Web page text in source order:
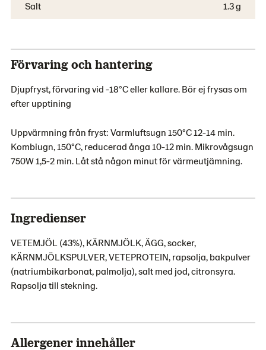
Förvaring och hantering
Djupfryst, förvaring vid -18°C eller kallare. Bör ej frysas om
efter upptining
Uppvärmning från fryst: Varmluftsugn 150°C 12-14 min.
Kombiugn, 150°C, reducerad ånga 10-12 min. Mikrovågsugn
750W 1,5-2 min. Låt stå någon minut för värmeutjämning.
Ingredienser
VETEMJÖL (43%), KÄRNMJÖLK, ÄGG, socker,
KÄRNMJÖLKSPULVER, VETEPROTEIN, rapsolja, bakpulver
(natriumbikarbonat, palmolja), salt med jod, citronsyra.
Rapsolja till stekning.
Allergener innehåller
Salt 1.3 g